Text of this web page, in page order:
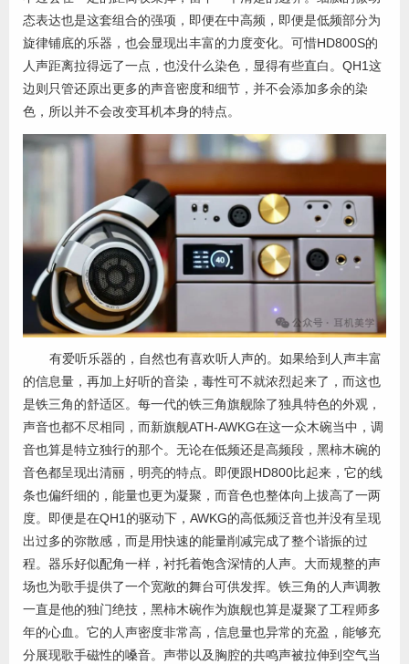
态表达也是这套组合的强项，即便在中高频，即便是低频部分为
旋律铺底的乐器，也会显现出丰富的力度变化。可惜HD800S的
人声距离拉得远了一点，也没什么染色，显得有些直白。QH1这
边则只管还原出更多的声音密度和细节，并不会添加多余的染
色，所以并不会改变耳机本身的特点。
有爱听乐器的，自然也有喜欢听人声的。如果给到人声丰富
的信息量，再加上好听的音染，毒性可不就浓烈起来了，而这也
是铁三角的舒适区。每一代的铁三角旗舰除了独具特色的外观，
声音也都不尽相同，而新旗舰ATH-AWKG在这一众木碗当中，调
音也算是特立独行的那个。无论在低频还是高频段，黑柿木碗的
音色都呈现出清丽，明亮的特点。即便跟HD800比起来，它的线
条也偏纤细的，能量也更为凝聚，而音色也整体向上拔高了一两
度。即便是在QH1的驱动下，AWKG的高低频泛音也并没有呈现
出过多的弥散感，而是用快速的能量削减完成了整个谐振的过
程。器乐好似配角一样，衬托着饱含深情的人声。大而规整的声
场也为歌手提供了一个宽敞的舞台可供发挥。铁三角的人声调教
一直是他的独门绝技，黑柿木碗作为旗舰也算是凝聚了工程师多
年的心血。它的人声密度非常高，信息量也异常的充盈，能够充
分展现歌手磁性的嗓音。声带以及胸腔的共鸣声被拉伸到空气当